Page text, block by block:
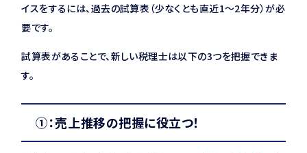
イスをするには、過去の試算表（少なくとも直近1〜2年分）が必
要です。
試算表があることで、新しい税理士は以下の3つを把握できま
す。
①：売上推移の把握に役立つ！